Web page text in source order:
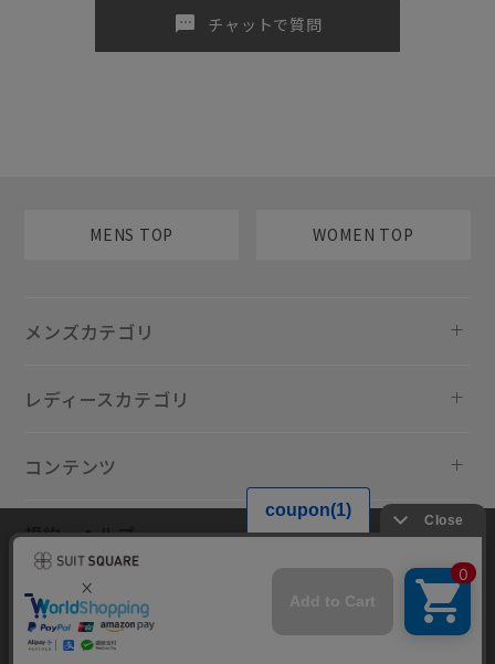
sms チャットで質問
MENS TOP WOMEN TOP
メンズカテゴリ
レディースカテゴリ
コンテンツ
規約・ヘルプ
当サイトでは利用体験の向上およびコンテンツの最適な提供、トラフィ
ックの分析を目的としてCookieを使用しています。サイトの閲覧を継続
された場合、Cookieの利用に同意したものといたします。詳細について
はプライバシーポリシー をご確認ください。